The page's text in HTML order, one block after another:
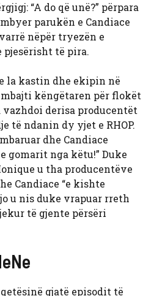
“A do që unë?” përpara
parukën e Candiace
nëpër tryezën e
pjesërisht të pira.
la kastin dhe ekipin në
këngëtaren për flokët
vazhdoi derisa producentët
të ndanin dy yjet e RHOP.
dhe Candiace
gomarit nga këtu!” Duke
u tha producentëve
Candiace “e kishte
u nis duke vrapuar rreth
të gjente përsëri
gjatë episodit të